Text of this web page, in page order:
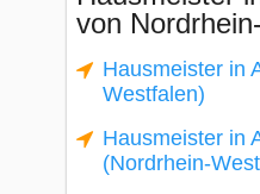
von
Hausmeister in
Westfalen)
Hausmeister in
(Nordrhein-